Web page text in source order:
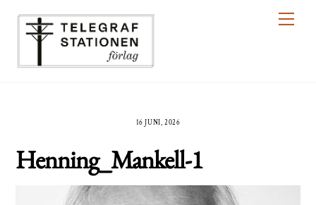
16 JUNI, 2026
Henning_Mankell-1